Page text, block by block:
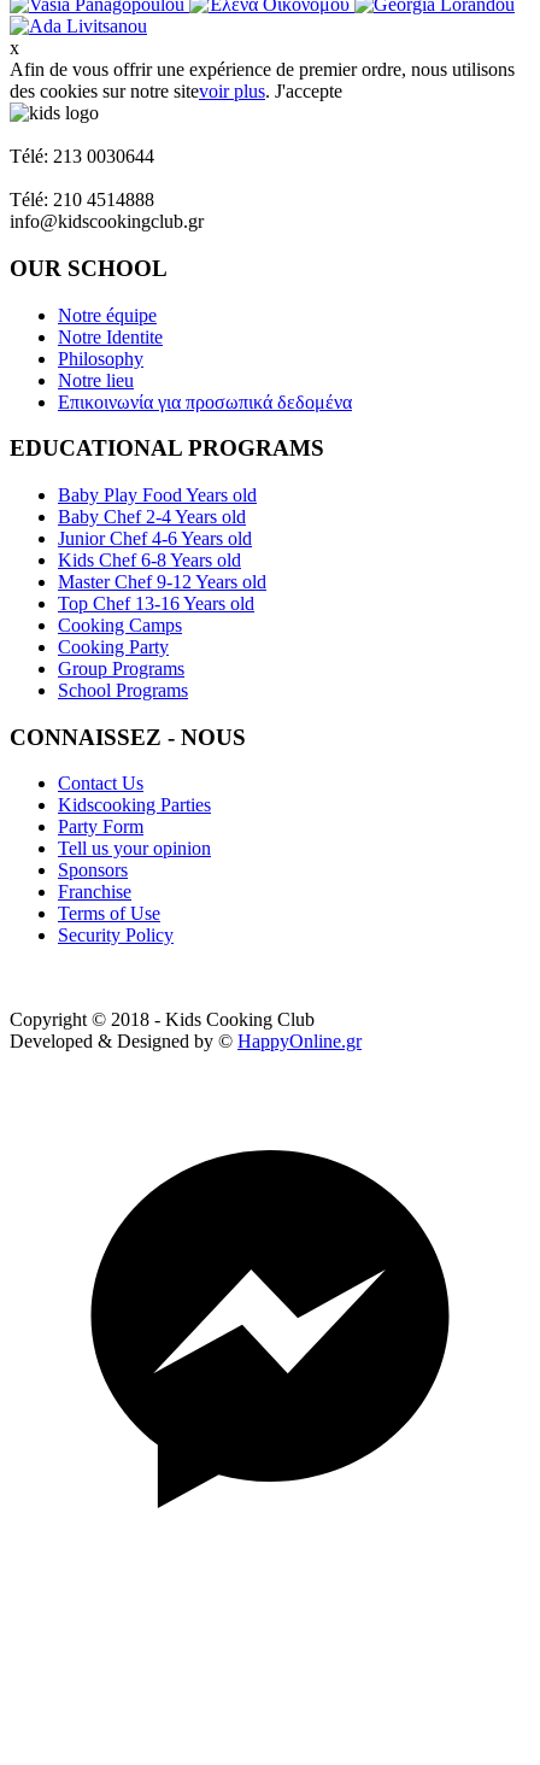
x
Afin de vous offrir une expérience de premier ordre, nous utilisons
des cookies sur notre sitevoir plus. J'accepte
Télé: 213 0030644
Télé: 210 4514888
info@kidscookingclub.gr
OUR SCHOOL
Notre équipe
Notre Identite
Philosophy
Notre lieu
Επικοινωνία για προσωπικά δεδομένα
EDUCATIONAL PROGRAMS
Baby Play Food Years old
Baby Chef 2-4 Years old
Junior Chef 4-6 Years old
Kids Chef 6-8 Years old
Master Chef 9-12 Years old
Top Chef 13-16 Years old
Cooking Camps
Cooking Party
Group Programs
School Programs
CONNAISSEZ - NOUS
Contact Us
Kidscooking Parties
Party Form
Tell us your opinion
Sponsors
Franchise
Terms of Use
Security Policy
Copyright © 2018 - Kids Cooking Club
Developed & Designed by © HappyOnline.gr